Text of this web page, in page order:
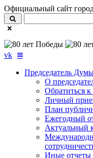
Официальный сайт
vk
Председатель
О
Обратиться
Личный
План
Ежегодный
Актуальный
Иные отчеты